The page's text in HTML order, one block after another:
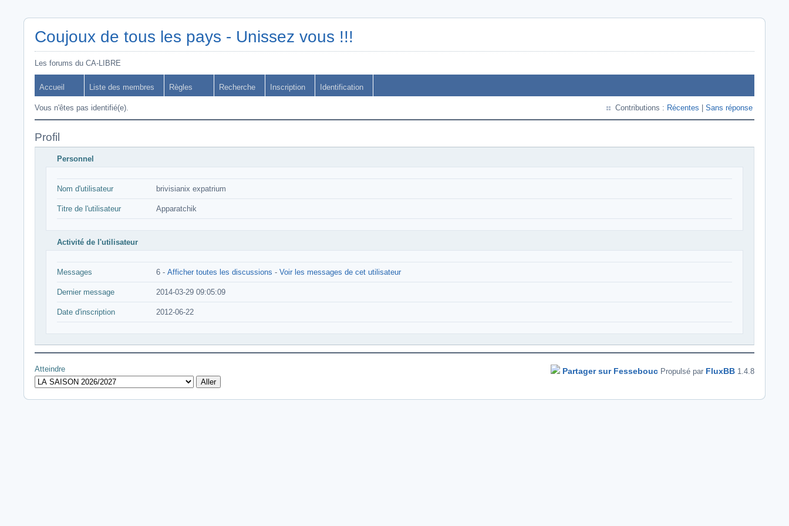
Coujoux de tous les pays - Unissez vous !!!
Les forums du CA-LIBRE
Accueil Liste des membres Règles Recherche Inscription Identification
Vous n'êtes pas identifié(e). Contributions : Récentes Sans réponse
Profil
Personnel
Nom d'utilisateur brivisianix expatrium
Titre de l'utilisateur Apparatchik
Activité de l'utilisateur
Messages 6 - Afficher toutes les discussions - Voir les messages de cet utilisateur
Dernier message 2014-03-29 09:05:09
Date d'inscription 2012-06-22
Atteindre Partager sur Fessebouc Propulsé par FluxBB 1.4.8